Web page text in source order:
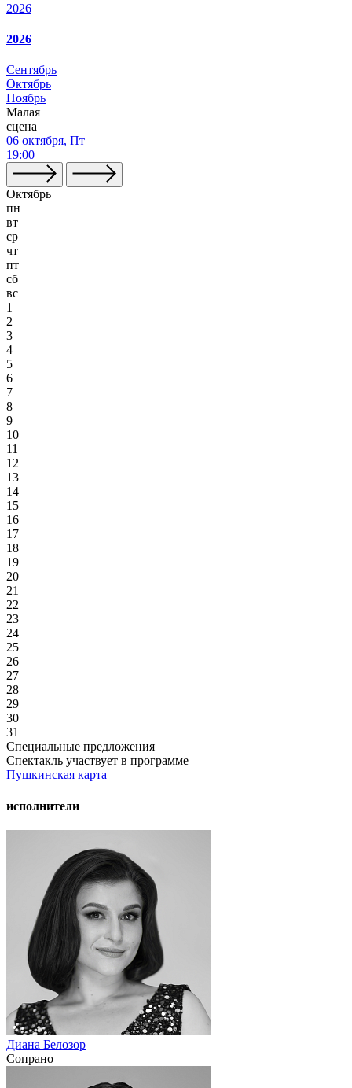
2026
2026
Сентябрь
Октябрь
Ноябрь
Малая
сцена
06 октября, Пт
19:00
Октябрь
пн
вт
ср
чт
пт
сб
вс
1
2
3
4
5
6
7
8
9
10
11
12
13
14
15
16
17
18
19
20
21
22
23
24
25
26
27
28
29
30
31
Специальные предложения
Спектакль участвует в программе
Пушкинская карта
исполнители
Диана Белозор
Сопрано